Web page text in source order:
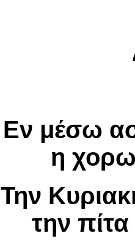
Εν μέσω
η
Την
την